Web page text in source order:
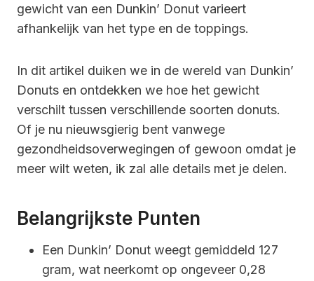
gewicht van een Dunkin’ Donut varieert
afhankelijk van het type en de toppings.
In dit artikel duiken we in de wereld van Dunkin’
Donuts en ontdekken we hoe het gewicht
verschilt tussen verschillende soorten donuts.
Of je nu nieuwsgierig bent vanwege
gezondheidsoverwegingen of gewoon omdat je
meer wilt weten, ik zal alle details met je delen.
Belangrijkste Punten
Een Dunkin’ Donut weegt gemiddeld 127
gram, wat neerkomt op ongeveer 0,28